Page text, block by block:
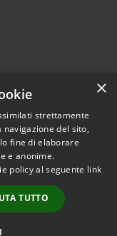
© 2026 • Comune di
•
Accesso
redazione
×
strettamente
del sito,
fine di elaborare
e anonime.
policy al seguente link
TUTTO